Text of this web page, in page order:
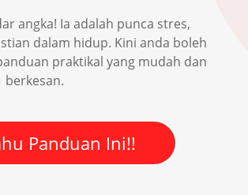
angka! Ia adalah punca stres,
dalam hidup. Kini anda boleh
praktikal yang mudah dan
berkesan.
Panduan Ini!!